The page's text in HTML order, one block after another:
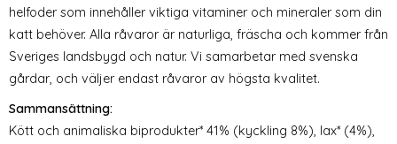
helfoder som innehåller viktiga vitaminer och mineraler som din
katt behöver. Alla råvaror är naturliga, fräscha och kommer från
Sveriges landsbygd och natur. Vi samarbetar med svenska
gårdar, och väljer endast råvaror av högsta kvalitet.
Sammansättning:
Kött och animaliska biprodukter* 41% (kyckling 8%), lax* (4%),